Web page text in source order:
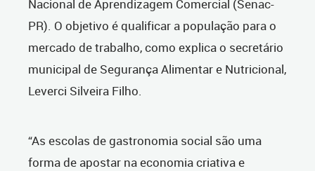
Nacional de Aprendizagem Comercial (Senac-
PR). O objetivo é qualificar a população para o
mercado de trabalho, como explica o secretário
municipal de Segurança Alimentar e Nutricional,
Leverci Silveira Filho.
“As escolas de gastronomia social são uma
forma de apostar na economia criativa e